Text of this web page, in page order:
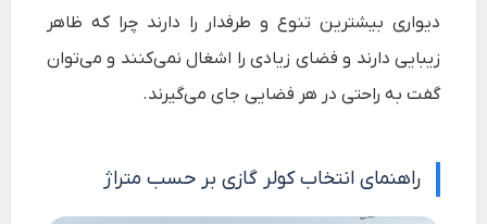
دیواری بیشترین تنوع و طرفدار را دارند چرا که ظاهر
زیبایی دارند و فضای زیادی را اشغال نمی‌کنند و می‌توان
گفت به راحتی در هر فضایی جای می‌گیرند.
راهنمای انتخاب کولر گازی بر حسب متراژ